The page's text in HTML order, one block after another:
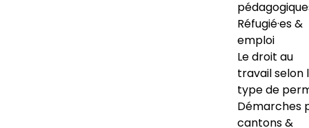
Réfugié·es &
emploi
Le droit au
travail selon
type de
Démarches
cantons &